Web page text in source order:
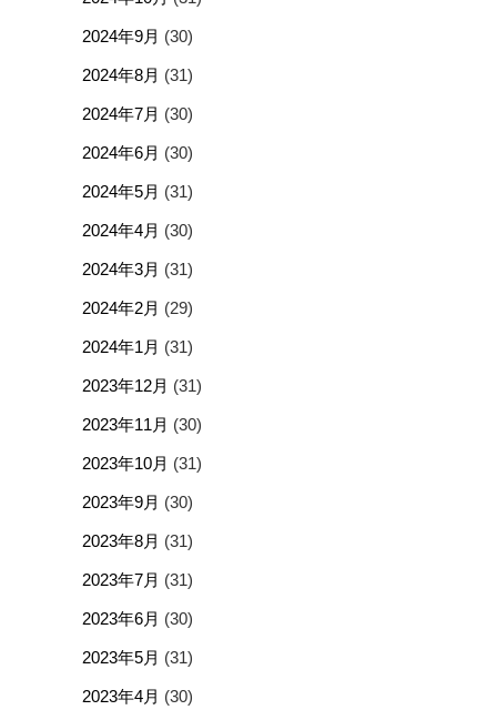
2024年9月 (30)
2024年8月 (31)
2024年7月 (30)
2024年6月 (30)
2024年5月 (31)
2024年4月 (30)
2024年3月 (31)
2024年2月 (29)
2024年1月 (31)
2023年12月 (31)
2023年11月 (30)
2023年10月 (31)
2023年9月 (30)
2023年8月 (31)
2023年7月 (31)
2023年6月 (30)
2023年5月 (31)
2023年4月 (30)